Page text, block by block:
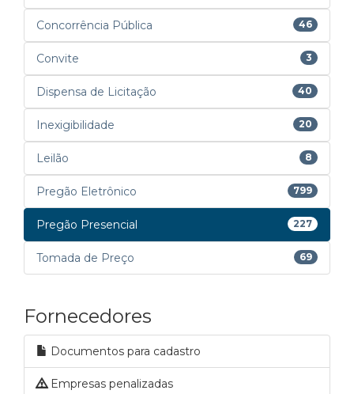
Concorrência Pública 46
Convite 3
Dispensa de Licitação 40
Inexigibilidade 20
Leilão 8
Pregão Eletrônico 799
Pregão Presencial 227
Tomada de Preço 69
Fornecedores
Documentos para cadastro
Empresas penalizadas